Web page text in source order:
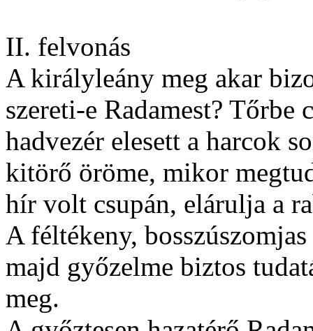
II. felvonás
A királyleány meg akar
szereti-e Radamest?
hadvezér elesett a harcok
kitörő öröme, mikor
hír volt csupán, elárulja a
A féltékeny,
majd győzelme biztos
meg.